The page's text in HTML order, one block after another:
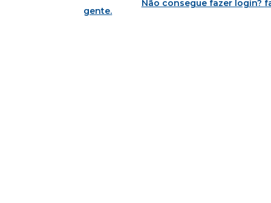
Não consegue fazer login?
gente.